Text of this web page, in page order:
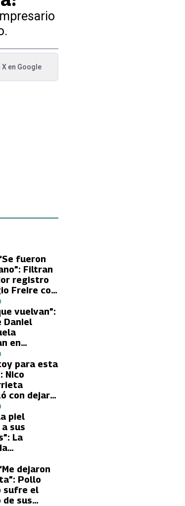
Xen Google
fueron
Filtran
registro
Freire con
nueva
vuelvan”:
Daniel
en
con tu Ex
su papá
Reyna
para esta
Nico
con dejar
con tu Ex
con
piel
sus
La
de
por la
delgadez
Orellana
dejaron
Pollo
sufre el
de sus